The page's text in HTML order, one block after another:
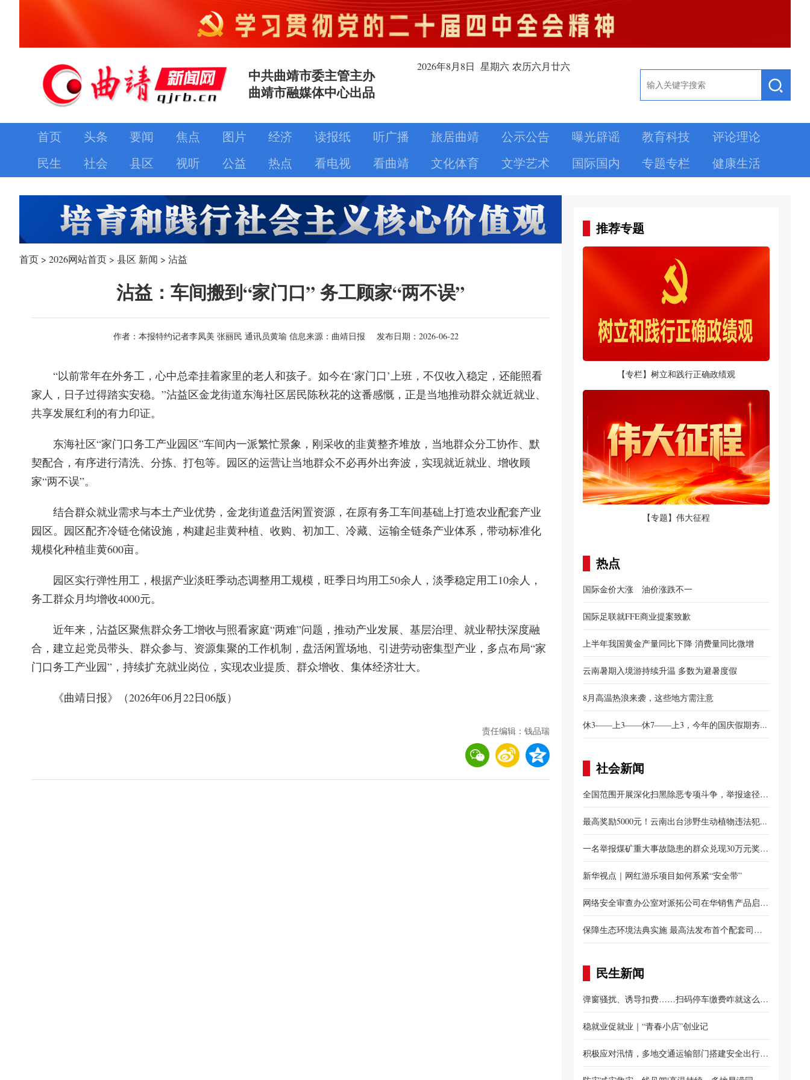
中共曲靖市委主管主办
曲靖市融媒体中心出品
2026年8月8日 星期六 农历六月廿六
首页 头条 要闻 焦点 图片 经济 读报纸 听广播 旅居曲靖 公示公告 曝光辟谣 教育科技
评论理论
民生
社会 县区 视听 公益 热点 看电视 看曲靖 文化体育 文学艺术 国际国内 专题专栏 健康生活
首页 > 2026网站首页 > 县区 新闻 > 沾益
沾益：车间搬到“家门口” 务工顾家“两不误”
作者：本报特约记者李凤美 张丽民 通讯员黄瑜 信息来源：曲靖日报 发布日期：2026-06-22
“以前常年在外务工，心中总牵挂着家里的老人和孩子。如今在‘家门口’上班，不仅收入稳定，还能照看
家人，日子过得踏实安稳。”沾益区金龙街道东海社区居民陈秋花的这番感慨，正是当地推动群众就近就业、
共享发展红利的有力印证。
东海社区“家门口务工产业园区”车间内一派繁忙景象，刚采收的韭黄整齐堆放，当地群众分工协作、默
契配合，有序进行清洗、分拣、打包等。园区的运营让当地群众不必再外出奔波，实现就近就业、增收顾
家“两不误”。
结合群众就业需求与本土产业优势，金龙街道盘活闲置资源，在原有务工车间基础上打造农业配套产业
园区。园区配齐冷链仓储设施，构建起韭黄种植、收购、初加工、冷藏、运输全链条产业体系，带动标准化
规模化种植韭黄600亩。
园区实行弹性用工，根据产业淡旺季动态调整用工规模，旺季日均用工50余人，淡季稳定用工10余人，
务工群众月均增收4000元。
近年来，沾益区聚焦群众务工增收与照看家庭“两难”问题，推动产业发展、基层治理、就业帮扶深度融
合，建立起党员带头、群众参与、资源集聚的工作机制，盘活闲置场地、引进劳动密集型产业，多点布局“家
门口务工产业园”，持续扩充就业岗位，实现农业提质、群众增收、集体经济壮大。
《曲靖日报》（2026年06月22日06版）
责任编辑：钱品瑞
推荐专题
【专栏】树立和践行正确政绩观
【专题】伟大征程
热点
国际金价大涨 油价涨跌不一
国际足联就FFE商业提案致歉
上半年我国黄金产量同比下降 消费量同比微增
云南暑期入境游持续升温 多数为避暑度假
8月高温热浪来袭，这些地方需注意
休3——上3——休7——上3，今年的国庆假期夯...
社会新闻
全国范围开展深化扫黑除恶专项斗争，举报途径公
布...
最高奖励5000元！云南出台涉野生动植物违法犯...
一名举报煤矿重大事故隐患的群众兑现30万元奖
励...
新华视点｜网红游乐项目如何系紧“安全带”
网络安全审查办公室对派拓公司在华销售产品启动
网...
保障生态环境法典实施 最高法发布首个配套司法
民生新闻
弹窗骚扰、诱导扣费……扫码停车缴费咋就这么
难？...
稳就业促就业｜“青春小店”创业记
积极应对汛情，多地交通运输部门搭建安全出行防